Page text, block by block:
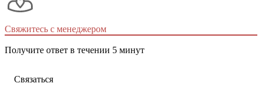
Свяжитесь с менеджером
Получите ответ в течении 5 минут
Связаться